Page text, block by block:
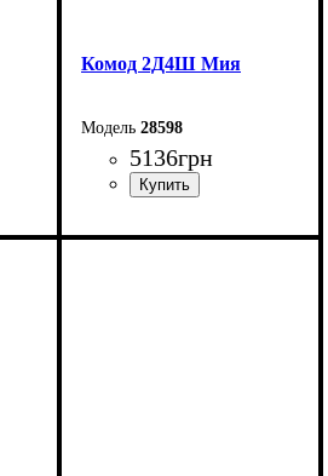
Комод 2Д4Ш Мия
28598
5136грн
Ширина: 120 см